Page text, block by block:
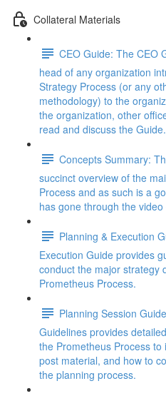
Collateral Materials
CEO Guide: The CEO
head of any organization
Strategy Process (or any
methodology) to the
the organization, other
read and discuss the Guide.
Concepts Summary:
succinct overview of the
Process and as such is a
has gone through the video
Planning & Execution
Execution Guide provides
conduct the major strategy
Prometheus Process.
Planning Session
Guidelines provides
the Prometheus Process
post material, and how to
the planning process.